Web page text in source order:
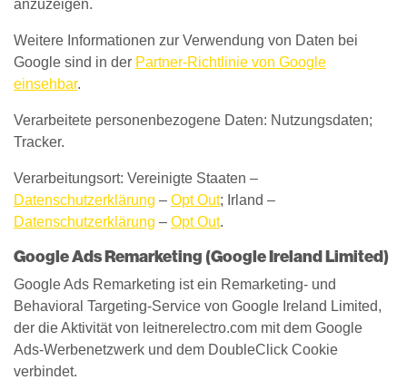
anzuzeigen.
Weitere Informationen zur Verwendung von Daten bei
Google sind in der Partner-Richtlinie von Google
einsehbar.
Verarbeitete personenbezogene Daten: Nutzungsdaten;
Tracker.
Verarbeitungsort: Vereinigte Staaten –
Datenschutzerklärung – Opt Out; Irland –
Datenschutzerklärung – Opt Out.
Google Ads Remarketing (Google Ireland Limited)
Google Ads Remarketing ist ein Remarketing- und
Behavioral Targeting-Service von Google Ireland Limited,
der die Aktivität von leitnerelectro.com mit dem Google
Ads-Werbenetzwerk und dem DoubleClick Cookie
verbindet.